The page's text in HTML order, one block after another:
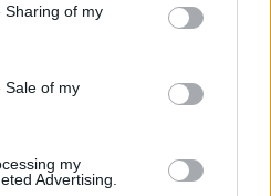
behaviour. You may click to
and its third-party tags to
purposes in below Google
Sharing of my
Sale of my
my
Advertising.